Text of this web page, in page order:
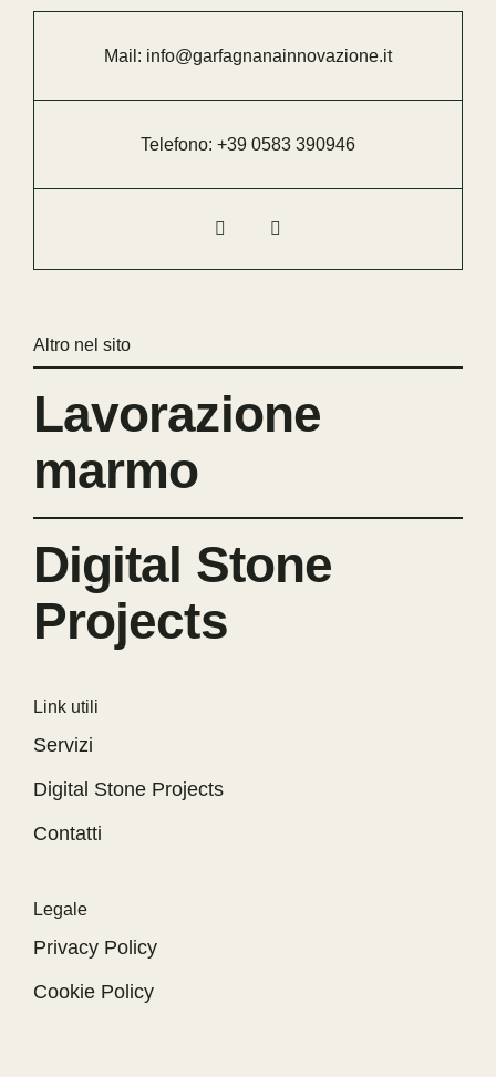
Mail: info@garfagnanainnovazione.it
Telefono: +39 0583 390946
Altro nel sito
Lavorazione
marmo
Digital Stone
Projects
Link utili
Servizi
Digital Stone Projects
Contatti
Legale
Privacy Policy
Cookie Policy